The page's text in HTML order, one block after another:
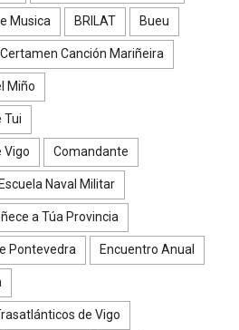
Musica BRILAT Bueu
Certamen Canción Mariñeira
Miño
Tui
Vigo Comandante
Naval Militar
a Túa Provincia
Pontevedra Encuentro Anual
de Vigo